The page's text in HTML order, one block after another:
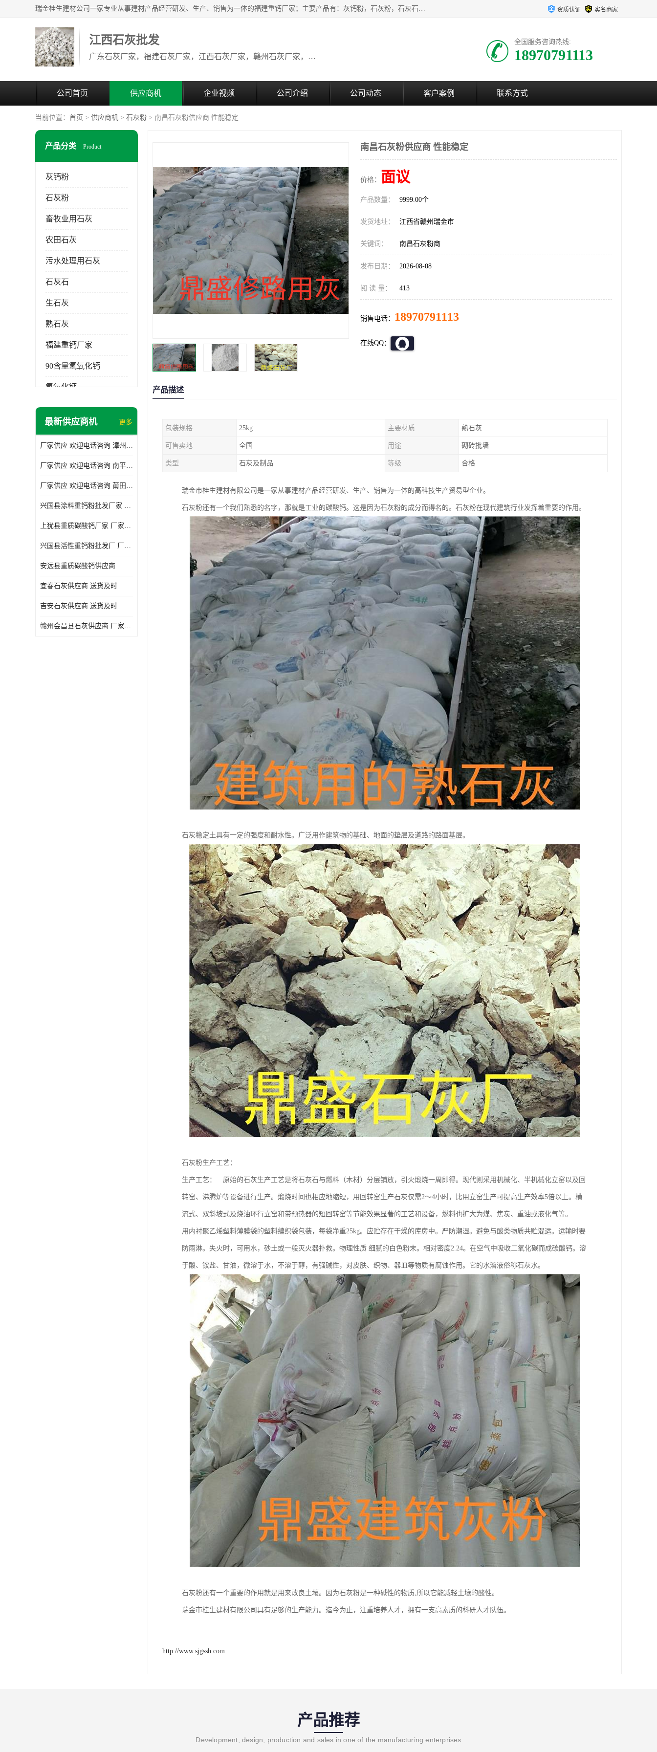
瑞金桂生建材公司一家专业从事建材产品经营研发、生产、销售为一体的福建重钙厂家；主要产品有：灰钙粉，石灰粉，石灰石，生石灰，熟石灰，氧化钙，重钙粉，氢氧化钙，农田石灰，畜牧业用石灰等。欢迎新老客户来电咨询！ 资质认证 实名商家
江西石灰批发
广东石灰厂家，福建石灰厂家，江西石灰厂家，赣州石灰厂家，东莞石灰厂家
全国服务咨询热线:
18970791113
公司首页 供应商机 企业视频 公司介绍 公司动态 客户案例 联系方式
当前位置： 首页 > 供应商机 > 石灰粉 > 南昌石灰粉供应商 性能稳定
产品分类 Product
灰钙粉
石灰粉
畜牧业用石灰
农田石灰
污水处理用石灰
石灰石
生石灰
熟石灰
福建重钙厂家
90含量氢氧化钙
氢氧化钙
氧化钙
最新供应商机 更多
厂家供应 欢迎电话咨询 漳州活性重钙粉
厂家供应 欢迎电话咨询 南平活性重钙粉批发厂
厂家供应 欢迎电话咨询 莆田高白度重钙粉厂家
兴国县涂料重钙粉批发厂家 厂家供应 欢迎电话咨询
上犹县重质碳酸钙厂家 厂家供应 欢迎电话咨询
兴国县活性重钙粉批发厂 厂家供应 欢迎电话咨询
安远县重质碳酸钙供应商
宜春石灰供应商 送货及时
吉安石灰供应商 送货及时
赣州会昌县石灰供应商 厂家供应
南昌石灰粉供应商 性能稳定
价格： 面议
产品数量： 9999.00个
发货地址： 江西省赣州瑞金市
关键词： 南昌石灰粉商
发布日期： 2026-08-08
阅 读 量： 413
销售电话： 18970791113
在线QQ：
产品描述
包装规格 25kg 主要材质 熟石灰
可售卖地 全国 用途 砌砖批墙
类型 石灰及制品 等级 合格
瑞金市桂生建材有限公司是一家从事建材产品经营研发、生产、销售为一体的高科技生产贸易型企业。
石灰粉还有一个我们熟悉的名字，那就是工业的碳酸钙。这是因为石灰粉的成分而得名的。石灰粉在现代建筑行业发挥着重要的作用。
石灰稳定土具有一定的强度和耐水性。广泛用作建筑物的基础、地面的垫层及道路的路面基层。
石灰粉生产工艺：
生产工艺： 原始的石灰生产工艺是将石灰石与燃料（木材）分层铺放，引火煅烧一周即得。现代则采用机械化、半机械化立窑以及回
转窑、沸腾炉等设备进行生产。煅烧时间也相应地缩短，用回转窑生产石灰仅需2～4小时，比用立窑生产可提高生产效率5倍以上。横
流式、双斜坡式及烧油环行立窑和带预热器的短回转窑等节能效果显著的工艺和设备，燃料也扩大为煤、焦炭、重油或液化气等。
用内衬聚乙烯塑料薄膜袋的塑料编织袋包装，每袋净重25kg。应贮存在干燥的库房中。严防潮湿。避免与酸类物质共贮混运。运输时要
防雨淋。失火时，可用水，砂土或一般灭火器扑救。物理性质 细腻的白色粉末。相对密度2.24。在空气中吸收二氧化碳而成碳酸钙。溶
于酸、铵盐、甘油，微溶于水，不溶于醇，有强碱性，对皮肤、织物、器皿等物质有腐蚀作用。它的水溶液俗称石灰水。
石灰粉还有一个重要的作用就是用来改良土壤。因为石灰粉是一种碱性的物质,所以它能减轻土壤的酸性。
瑞金市桂生建材有限公司具有足够的生产能力。迄今为止，注重培养人才，拥有一支高素质的科研人才队伍。
http://www.sjgssh.com
产品推荐
Development, design, production and sales in one of the manufacturing enterprises